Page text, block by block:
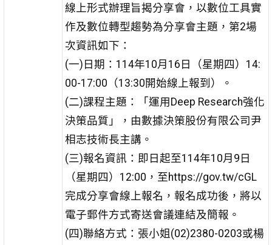
線上形式辦理旨揭分享會，以數位工具實
作及數位轉型趨勢為分享會主題，第2場
次資訊如下：
(一)日期：114年10月16日（星期四）14:
00-17:00（13:30開始線上報到）。
(二)課程主題：「運用Deep Research強化
決策品質」，由數據決策股份有限公司尹
相志技術長主講。
(三)報名資訊：即日起至114年10月9日
（星期四）12:00，至https://gov.tw/cGL
完成分享會線上報名，報名成功後，將以
電子郵件方式寄送會議連結及簡報。
(四)聯絡方式：張小姐(02)2380-0203或楊